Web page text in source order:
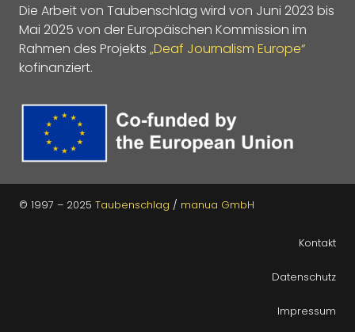
Die Arbeit von Taubenschlag wird von Juni 2023 bis
Mai 2025 von der Europäischen Kommission im
Rahmen des Projekts „Deaf Journalism Europe“
kofinanziert.
© 1997 – 2025 Taubenschlag / manua GmbH
Kontakt
Datenschutz
Impressum